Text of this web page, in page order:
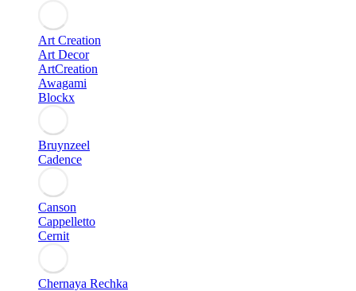
Art Creation
Art Decor
ArtCreation
Awagami
Blockx
Bruynzeel
Cadence
Canson
Cappelletto
Cernit
Chernaya Rechka